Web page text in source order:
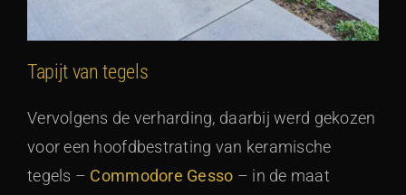
Tapijt van tegels
Vervolgens de verharding, daarbij werd gekozen
voor een hoofdbestrating van keramische
tegels – Commodore Gesso – in de maat